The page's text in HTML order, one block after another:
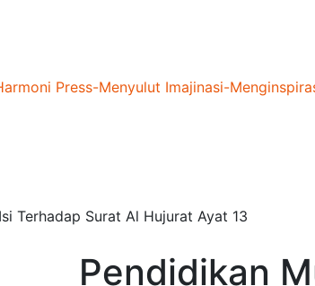
Terhadap Surat Al Hujurat Ayat 13
Pendidikan